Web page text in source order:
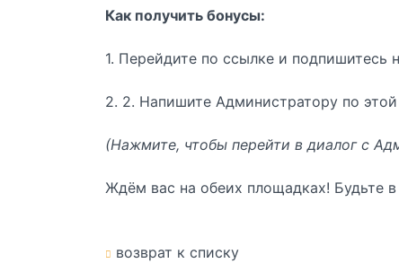
Как получить бонусы:
1. Перейдите по ссылке и подпишитесь
2. 2. Напишите Администратору по этой
(Нажмите, чтобы перейти в диалог с
Ждём вас на обеих площадках! Будьте
возврат к списку